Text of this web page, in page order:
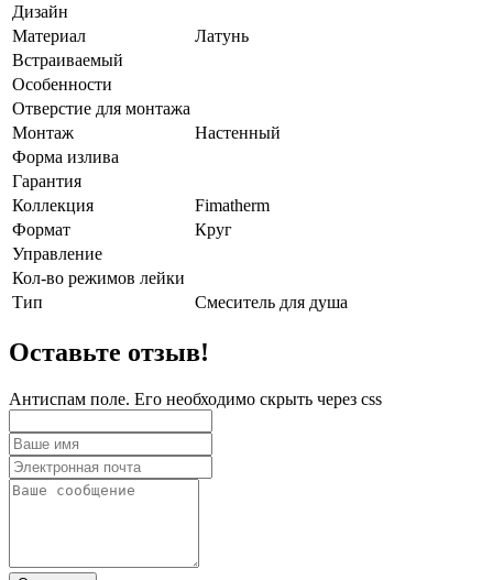
Дизайн
Материал
Латунь
Встраиваемый
Особенности
Отверстие для монтажа
Монтаж
Настенный
Форма излива
Гарантия
Коллекция
Fimatherm
Формат
Круг
Управление
Кол-во режимов лейки
Тип
Смеситель для душа
Оставьте отзыв!
Антиспам поле. Его необходимо скрыть через css